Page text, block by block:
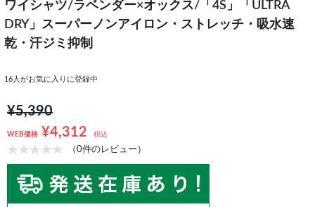
ワイシャツ/ラベンダー×オックス/「4S」「ULTRA
DRY」スーパーノンアイロン・ストレッチ・吸水速
乾・汗ジミ抑制
16 人がお気に入りに登録中
¥5,390
WEB価格 ¥4,312 税込
（0件のレビュー）